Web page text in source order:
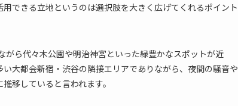
できる立地というのは選択肢を大きく広げてくれるポイント
ら代々木公園や明治神宮といった緑豊かなスポットが近
大都会新宿・渋谷の隣接エリアでありながら、夜間の騒音や
移していると言われます。